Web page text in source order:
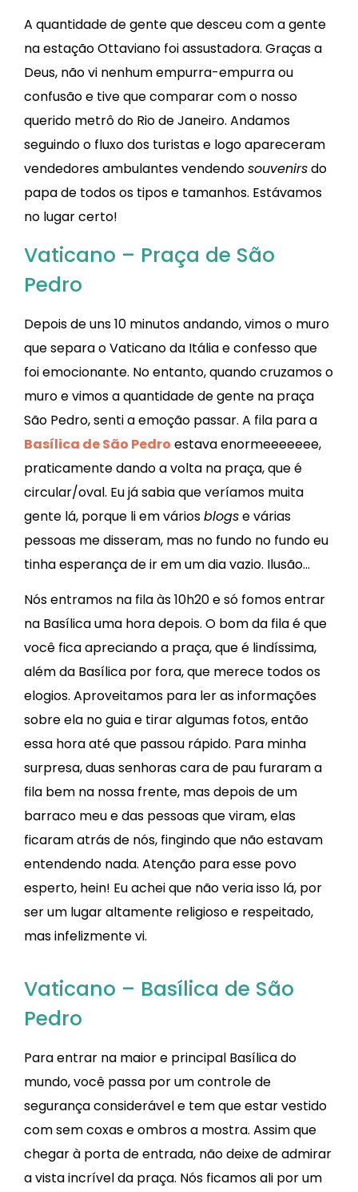
A quantidade de gente que desceu com a gente
na estação Ottaviano foi assustadora. Graças a
Deus, não vi nenhum empurra-empurra ou
confusão e tive que comparar com o nosso
querido metrô do Rio de Janeiro. Andamos
seguindo o fluxo dos turistas e logo apareceram
vendedores ambulantes vendendosouvenirsdo
papa de todos os tipos e tamanhos. Estávamos
no lugar certo!
Vaticano – Praça de São
Pedro
Depois de uns 10 minutos andando, vimos o muro
que separa o Vaticano da Itália e confesso que
foi emocionante. No entanto, quando cruzamos o
muro e vimos a quantidade de gente na praça
São Pedro, senti a emoção passar. A fila para a
Basílica de São Pedro estava enormeeeeeee,
praticamente dando a volta na praça, que é
circular/oval. Eu já sabia que veríamos muita
gente lá, porque li em váriosblogse várias
pessoas me disseram, mas no fundo no fundo eu
tinha esperança de ir em um dia vazio. Ilusão…
Nós entramos na fila às 10h20 e só fomos entrar
na Basílica uma hora depois. O bom da fila é que
você fica apreciando a praça, que é lindíssima,
além da Basílica por fora, que merece todos os
elogios. Aproveitamos para ler as informações
sobre ela no guia e tirar algumas fotos, então
essa hora até que passou rápido. Para minha
surpresa, duas senhoras cara de pau furaram a
fila bem na nossa frente, mas depois de um
barraco meu e das pessoas que viram, elas
ficaram atrás de nós, fingindo que não estavam
entendendo nada. Atenção para esse povo
esperto, hein! Eu achei que não veria isso lá, por
ser um lugar altamente religioso e respeitado,
mas infelizmente vi.
Vaticano – Basílica de São
Pedro
Para entrar na maior e principal Basílica do
mundo, você passa por um controle de
segurança considerável e tem que estar vestido
com sem coxas e ombros a mostra. Assim que
chegar à porta de entrada, não deixe de admirar
a vista incrível da praça. Nós ficamos ali por um